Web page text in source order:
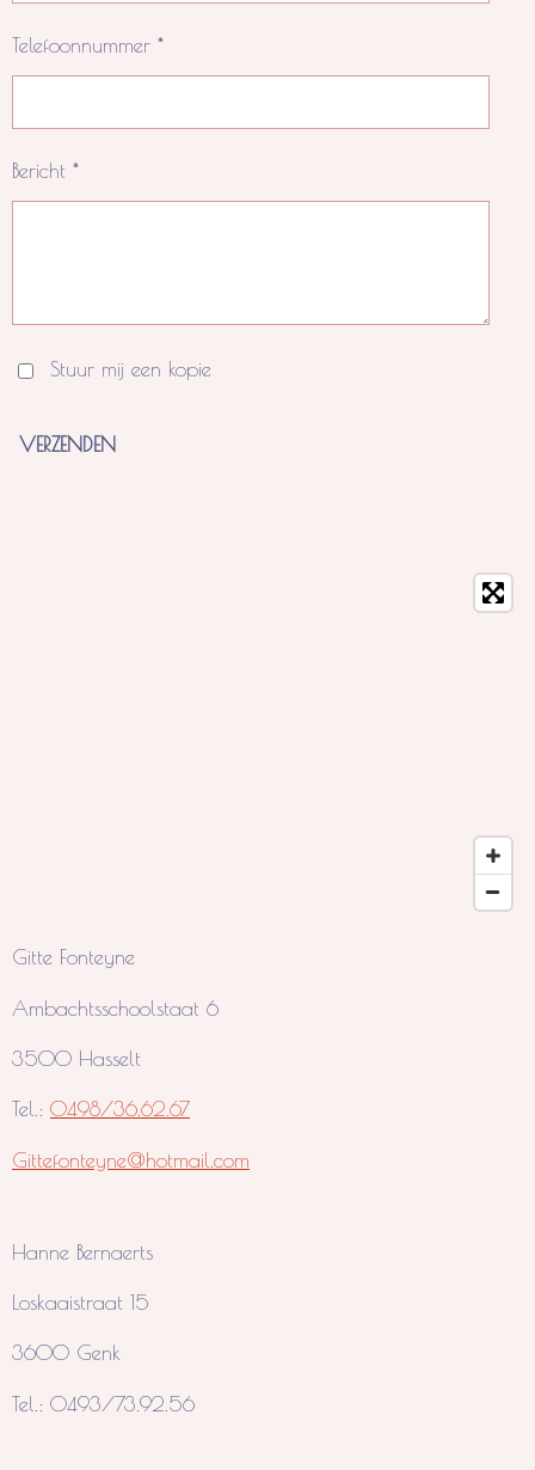
Telefoonnummer *
Bericht *
Stuur mij een kopie
VERZENDEN
Gitte Fonteyne
Ambachtsschoolstaat 6
3500 Hasselt
Tel.: 0498/36.62.67
Gittefonteyne@hotmail.com
Hanne Bernaerts
Loskaaistraat 15
3600 Genk
Tel.: 0493/73.92.56